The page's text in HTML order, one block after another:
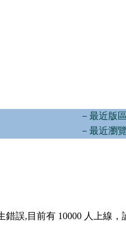
－最近版
－最近瀏
錯誤,目前有 10000 人上線